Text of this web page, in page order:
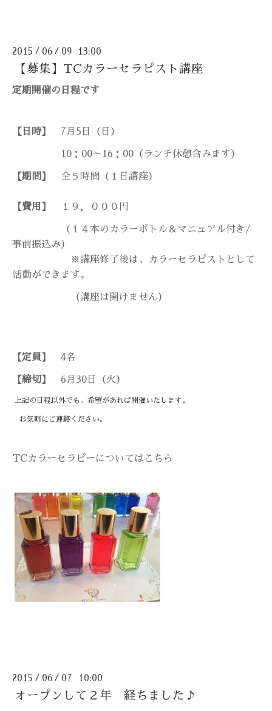
2015 / 06 / 09 13:00
【募集】TCカラーセラピスト講座
定期開催の日程です
【日時】 7 月5 日（日）
10：00～16：00（ランチ休憩含みます）
【期間】 全５時間（１日講座）
【費用】 １９，０００円
（１４本のカラーボトル＆マニュアル付き/
事前振込み）
※講座修了後は、カラーセラピストとして
活動ができます。
（講座は開けません）
【定員】 4名
【締切】 6月30日（火）
上記の日程以外でも、希望があれば開催いたします。
お気軽にご連絡ください。
TCカラーセラピーについてはこちら
2015 / 06 / 07 10:00
オープンして２年 経ちました♪